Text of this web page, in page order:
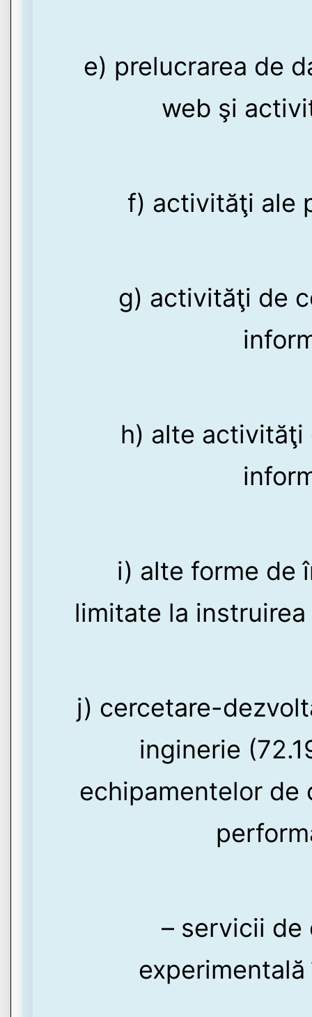
e) prelucrarea de
web şi
f) activităţi ale
g) activităţi de
h) alte activităţi
i) alte forme de
limitate la
j) cercetare-
inginerie
echipamentelor de
– servicii de
experimentală